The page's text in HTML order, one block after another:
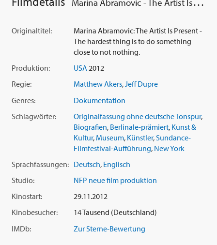
gesamten Ausstellungsdauer, saß sie sechs Tage die Woche,
bewegungslos auf einem Stuhl. Einzeln konnten Zuschauer
sich ihr gegenüber setzen, um mit ihr in einen geistigen
Dialog zu treten. Der Film begleitet Abramovic' vor,
Umgang mit Kuratoren, Galeristen und ihren Studenten,
zeigt sie sowohl in Interaktion mit dem Publikum als auch
Künstlerin, die ohne Zweifel als 'Mutter der Performance-
Kunst' bezeichnet werden kann.
Originaltitel:
Marina Abramovic: The Artist Is Present -
The hardest thing is to do something
close to not nothing.
Produktion:
USA2012
Regie:
Matthew Akers,Jeff Dupre
Genres:
Dokumentation
Schlagwörter:
Originalfassung ohne deutsche Tonspur,
Biografien, Berlinale-prämiert, Kunst &
Kultur, Museum, Künstler, Sundance-
Filmfestival-Aufführung, New York
Sprachfassungen: Deutsch, Englisch
Studio:
NFP neue film produktion
Kinostart:
29.11.2012
Kinobesucher:
14 Tausend (Deutschland)
IMDb:
Zur Sterne-Bewertung